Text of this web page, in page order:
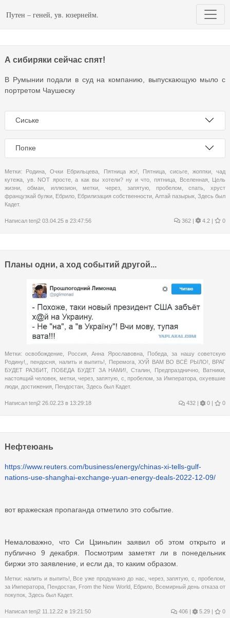
Путен – геней, ув. юзернейм.
А сибиряки сейчас спят!
В Румынии подали в суд на компанию, выпускающую мыло с
портретом Чаушеску
Сиське
Попке
Метки: Родина ,Очки Ебрильцева Пятница жэ! Пятница, сисьге, жоппки ,чад
кутежа
ув. NOT яросте,а как вы хотели? ну и что пятница, Вселенная
Цель
жизни
обман, иллюзион,метки через запятую, пробелом ,спать
хруст
французкай булки Ебрило Ебрилизация собственности Алтай пазырык Здесь был
Кадет.
Написал tenj2 03.04.25 в 23:47:56 362 | 4.2 | 0
Планы одни, а ход событий другой...
Метки:освобождение Россия ,Анна Ярославовна, Победа,за нашу советскую
Родину!,
,пендосня налить и выпить! Перемога, ХУЙ ВАМ ВО ВСЁ РЫЛО!
ВРАГ
БУДЕТ РАЗБИТ, ПОБЕДА БУДЕТ ЗА НАМИ! ,Сталин Предпразднично Ватники
настоящий человек метки,через ,запятую с ,пробелом ,за Императора,охуевшие
люди достижения Пендостан Здесь был Кадет.
Написал tenj2 26.02.23 в 13:29:18 432 0 | 0
Нефтеюань
https://www.reuters.com/business/energy/chinas-xi-tells-gulf-
nations-use-shanghai-exchange-yuan-energy-deals-2022-12-09/
вот вражеская пропаганда отметило это событие.
Немаловажно, что Си Цзиньпин заявил об этом открыто и
публично 9 декабря. Посмотрим заметят ли в понедельник
биржи это заявление, и если да, то каким образом.
Метки: налить и выпить! Все уже продумано до нас через,запятую ,с ,пробелом
за Императора
Пендостан From the New World Ебрило,
Всемирный день отказа от
покупок Здесь был Кадет.
Написал tenj2 11.12.22 в 19:21:50 406 5.29 | 0